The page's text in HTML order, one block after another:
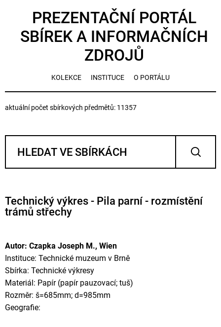
PREZENTAČNÍ PORTÁL
SBÍREK A INFORMAČNÍCH
ZDROJŮ
KOLEKCE INSTITUCE O PORTÁLU
aktuální počet sbírkových předmětů: 11357
Technický výkres - Pila parní - rozmístění
trámů střechy
Autor: Czapka Joseph M., Wien
Instituce: Technické muzeum v Brně
Sbírka: Technické výkresy
Materiál: Papír (papír pauzovací; tuš)
Rozměr: š=685mm; d=985mm
Geografie: